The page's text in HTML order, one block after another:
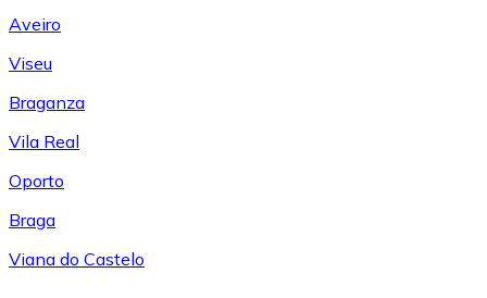
Aveiro
Viseu
Braganza
Vila Real
Oporto
Braga
Viana do Castelo